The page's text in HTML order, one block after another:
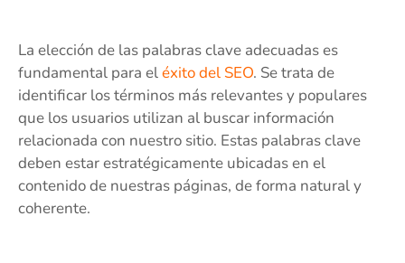
La elección de las palabras clave adecuadas es
fundamental para eléxito del SEO. Se trata de
identificar los términos más relevantes y populares
que los usuarios utilizan al buscar información
relacionada con nuestro sitio. Estas palabras clave
deben estar estratégicamente ubicadas en el
contenido de nuestras páginas, de forma natural y
coherente.